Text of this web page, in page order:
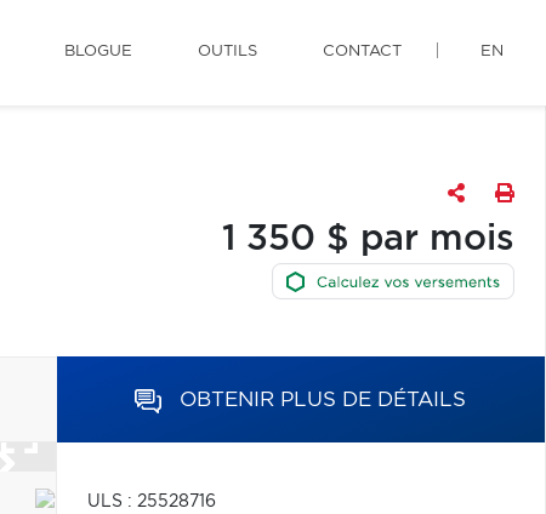
BLOGUE OUTILS CONTACT EN
1 350 $ par mois
OBTENIR PLUS DE DÉTAILS
ULS : 25528716